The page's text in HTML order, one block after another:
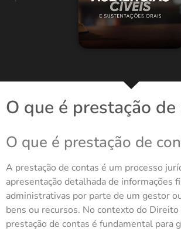
O que é prestação
O que é prestação de
A prestação de contas é um processo
apresentação detalhada de informações
administrativas por parte de um gestor
bens ou recursos. No contexto do
prestação de contas é fundamental para